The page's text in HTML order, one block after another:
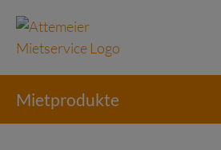
Mietprodukte